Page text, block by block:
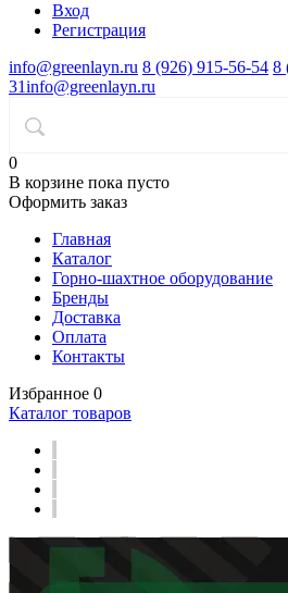
Вход
Регистрация
info@greenlayn.ru 8 (926) 915-56-54 8
31info@greenlayn.ru
0
В корзине пока пусто
Оформить заказ
Главная
Каталог
Горно-шахтное оборудование
Бренды
Доставка
Оплата
Контакты
Избранное 0
Каталог товаров